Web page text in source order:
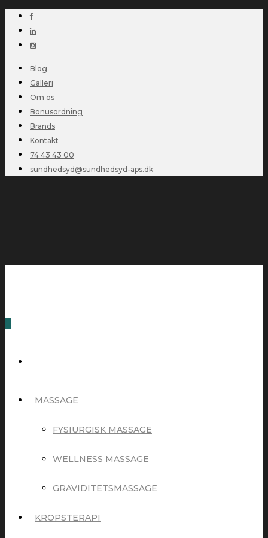
Blog
Galleri
Om os
Bonusordning
Brands
Kontakt
74 43 43 00
sundhedsyd@sundhedsyd-aps.dk
MASSAGE
FYSIURGISK MASSAGE
WELLNESS MASSAGE
GRAVIDITETSMASSAGE
KROPSTERAPI